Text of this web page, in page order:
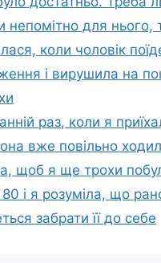
непомітно для нього,
коли чоловік
і вирушила на
раз, коли я
вже повільно
щоб я ще трохи
і я розуміла, що
забрати її до себе